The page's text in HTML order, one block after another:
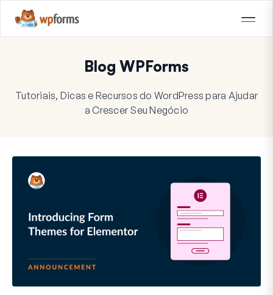
Blog WPForms
Tutoriais, Dicas e Recursos do WordPress para Ajudar
a Crescer Seu Negócio